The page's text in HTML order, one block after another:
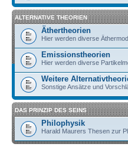
ALTERNATIVE THEORIEN
Äthertheorien
Hier werden diverse
Emissionstheorien
Hier werden diverse
Weitere
Sonstige Ansätze und
DAS PRINZIP DES SEINS
Philophysik
Harald Maurers Thesen zur